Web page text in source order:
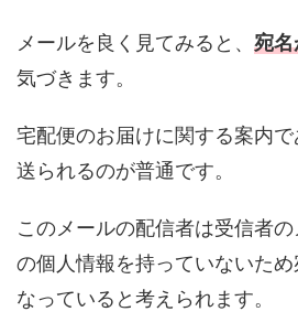
メールを良く見てみると、 宛
気づきます。
宅配便のお届けに関する案内
送られるのが普通です。
このメールの配信者は受信者
の個人情報を持っていないた
なっていると考えられます。